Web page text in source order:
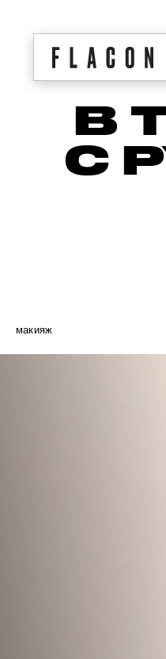
В
С
макияж